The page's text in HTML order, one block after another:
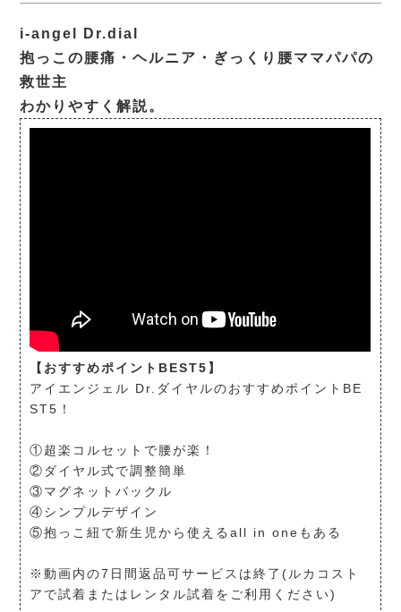
i-angel Dr.dial
抱っこの腰痛・ヘルニア・ぎっくり腰ママパパの
救世主
わかりやすく解説。
【おすすめポイントBEST5】
アイエンジェル Dr.ダイヤルのおすすめポイントBE
ST5！
①超楽コルセットで腰が楽！
②ダイヤル式で調整簡単
③マグネットバックル
④シンプルデザイン
⑤抱っこ紐で新生児から使えるall in oneもある
※動画内の7日間返品可サービスは終了(ルカコスト
アで試着またはレンタル試着をご利用ください)